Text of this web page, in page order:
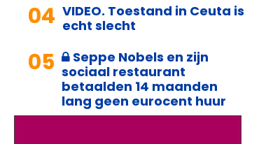
04 VIDEO. Toestand in Ceuta is
echt slecht
05
Seppe Nobels en zijn
sociaal restaurant
betaalden 14 maanden
lang geen eurocent huur